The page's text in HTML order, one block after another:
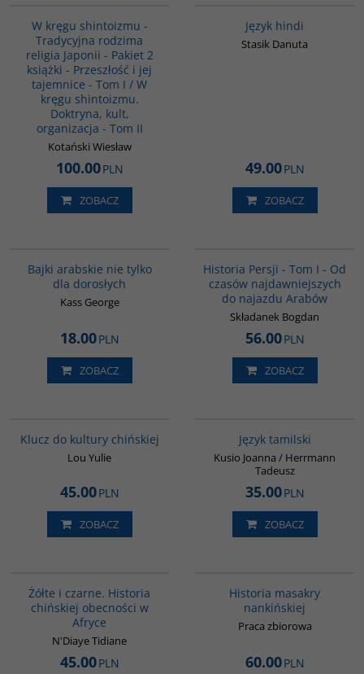
W kręgu shintoizmu -
Tradycyjna rodzima
religia Japonii - Pakiet 2
książki - Przeszłość i jej
tajemnice - Tom I / W
kręgu shintoizmu.
Doktryna, kult,
organizacja - Tom II
Kotański Wiesław
100.00PLN
ZOBACZ
Język hindi
Stasik Danuta
49.00PLN
ZOBACZ
Bajki arabskie nie tylko
dla dorosłych
Kass George
18.00PLN
ZOBACZ
Historia Persji - Tom I - Od
czasów najdawniejszych
do najazdu Arabów
Składanek Bogdan
56.00PLN
ZOBACZ
Klucz do kultury chińskiej
Lou Yulie
45.00PLN
ZOBACZ
Język tamilski
Kusio Joanna / Herrmann
Tadeusz
35.00PLN
ZOBACZ
Żółte i czarne. Historia
chińskiej obecności w
Afryce
N'Diaye Tidiane
45.00PLN
Historia masakry
nankińskiej
Praca zbiorowa
60.00PLN